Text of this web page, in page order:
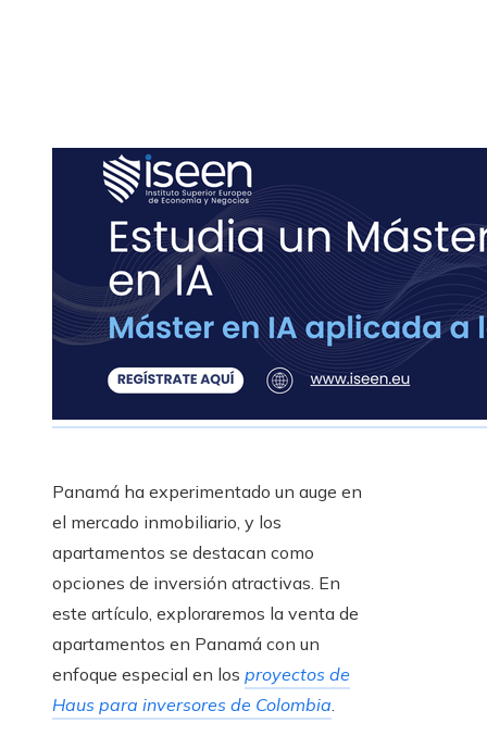
Panamá ha experimentado un auge en
el mercado inmobiliario, y los
apartamentos se destacan como
opciones de inversión atractivas. En
este artículo, exploraremos la venta de
apartamentos en Panamá con un
enfoque especial en los proyectos de
Haus para inversores de Colombia.